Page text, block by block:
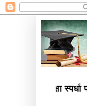
परीक्षा स्कॉलरशिप